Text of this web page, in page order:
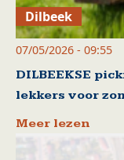
Dilbeek
07/05/2026 - 09:55
DILBEEKSE
lekkers voor
Meer lezen